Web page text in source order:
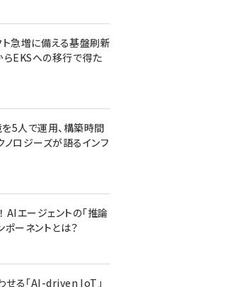
ト急増に備える基盤刷新
らEKSへの移行で得た
5人で運用、構築時間
ロジーズが語るインフ
エージェントの「推論
ーネントとは？
る「AI-driven IoT」